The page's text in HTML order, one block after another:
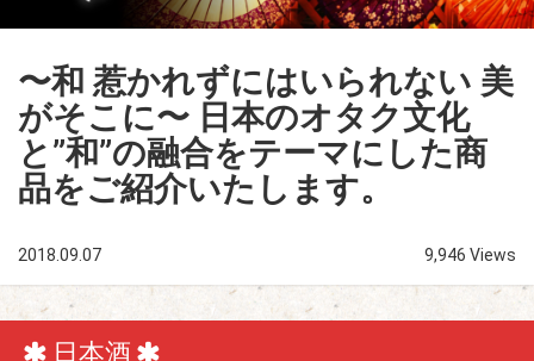
〜和 惹かれずにはいられない 美
がそこに〜 日本のオタク文化
と”和”の融合をテーマにした商
品をご紹介いたします。
2018.09.07 9,946 Views
日本酒